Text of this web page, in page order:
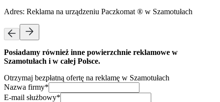
Adres: Reklama na urządzeniu Paczkomat ® w Szamotułach
Posiadamy również inne powierzchnie reklamowe w
Szamotułach i w całej Polsce.
Otrzymaj bezpłatną ofertę na reklamę w Szamotułach
Nazwa firmy*
E-mail służbowy*